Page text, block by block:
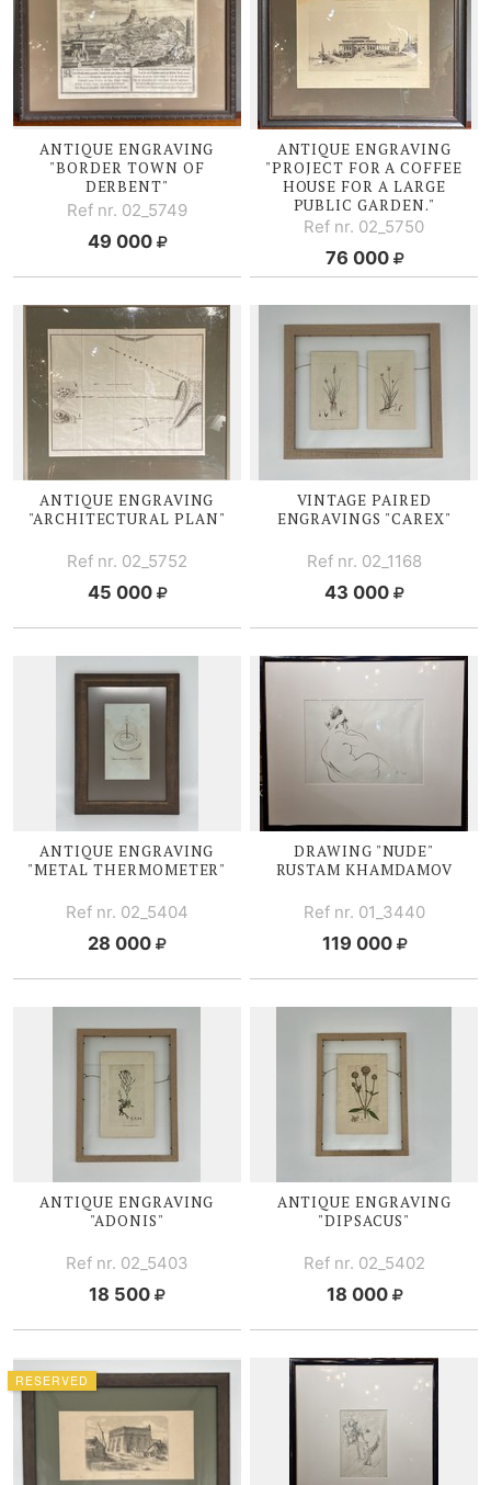
ANTIQUE ENGRAVING
"BORDER TOWN OF
DERBENT"
Ref nr. 02_5749
49 000
ANTIQUE ENGRAVING
"PROJECT FOR A COFFEE
HOUSE FOR A LARGE
PUBLIC GARDEN."
Ref nr. 02_5750
76 000
ANTIQUE ENGRAVING
"ARCHITECTURAL PLAN"
Ref nr. 02_5752
45 000
VINTAGE PAIRED
ENGRAVINGS "CAREX"
Ref nr. 02_1168
43 000
ANTIQUE ENGRAVING
"METAL THERMOMETER"
Ref nr. 02_5404
28 000
DRAWING "NUDE"
RUSTAM KHAMDAMOV
Ref nr. 01_3440
119 000
ANTIQUE ENGRAVING
"ADONIS"
Ref nr. 02_5403
18 500
ANTIQUE ENGRAVING
"DIPSACUS"
Ref nr. 02_5402
18 000
RESERVED